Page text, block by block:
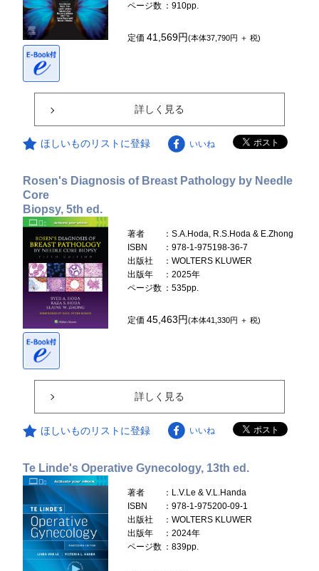
ページ数 ：910pp.
定価41,569円(本体37,790円 ＋ 税)
詳しく見る
ほしいものリストに登録 いいね
Rosen's Diagnosis of Breast Pathology by Needle
Core
Biopsy, 5th ed.
著者
：S.A.Hoda, R.S.Hoda & E.Zhong
ISBN
：978-1-975198-36-7
出版社
：WOLTERS KLUWER
出版年
：2025年
ページ数 ：535pp.
定価45,463円(本体41,330円 ＋ 税)
詳しく見る
ほしいものリストに登録 いいね
Te Linde's Operative Gynecology, 13th ed.
著者
：L.V.Le & V.L.Handa
ISBN
：978-1-975200-09-1
出版社
：WOLTERS KLUWER
出版年
：2024年
ページ数 ：839pp.